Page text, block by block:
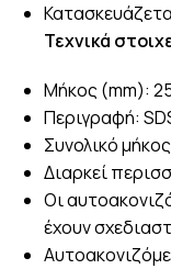
Τεχνικά
Μήκος (mm):
Περιγραφή:
Συνολικό
Διαρκεί
Οι
έχουν